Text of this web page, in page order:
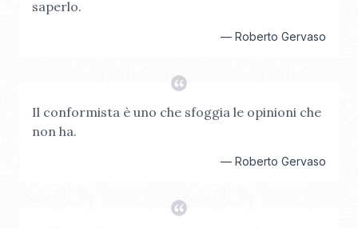
saperlo.
— Roberto Gervaso
Il conformista è uno che sfoggia le opinioni che
non ha.
— Roberto Gervaso